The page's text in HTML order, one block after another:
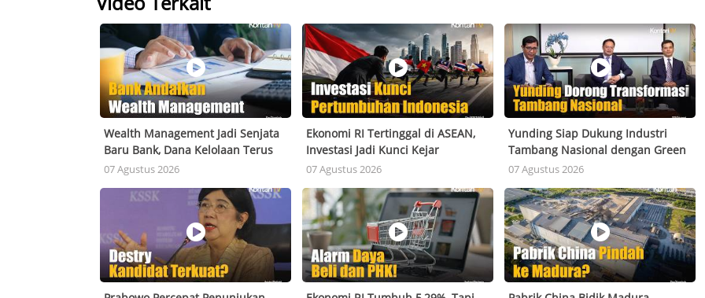
Wealth Management Jadi Senjata
Baru Bank, Dana Kelolaan Terus
Melonjak
07 Agustus 2026
Ekonomi RI Tertinggal di ASEAN,
Investasi Jadi Kunci Kejar
Pertumbuhan 6%
07 Agustus 2026
Yunding Siap Dukung Industri
Tambang Nasional dengan Green
Mining dan AI
07 Agustus 2026